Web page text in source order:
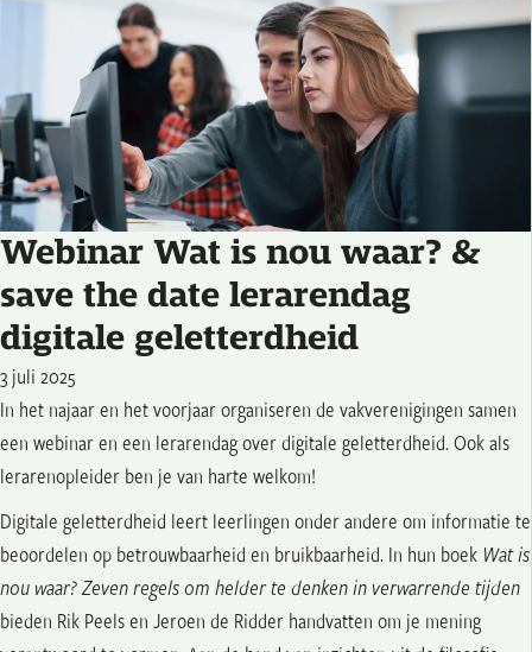
Webinar Wat is nou waar? &
save the date lerarendag
digitale geletterdheid
3 juli 2025
In het najaar en het voorjaar organiseren de vakverenigingen samen
een webinar en een lerarendag over digitale geletterdheid. Ook als
lerarenopleider ben je van harte welkom!
Digitale geletterdheid leert leerlingen onder andere om informatie te
beoordelen op betrouwbaarheid en bruikbaarheid. In hun boek Wat is
nou waar? Zeven regels om helder te denken in verwarrende tijden
bieden Rik Peels en Jeroen de Ridder handvatten om je mening